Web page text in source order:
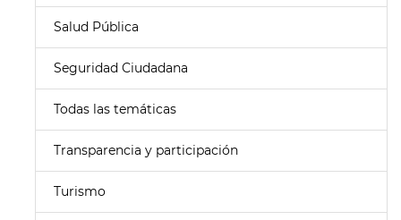
Salud Pública
Seguridad Ciudadana
Todas las temáticas
Transparencia y participación
Turismo